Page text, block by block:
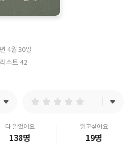
4월 30일
리스트 42
다 읽었어요
138명
읽고싶어요
19명